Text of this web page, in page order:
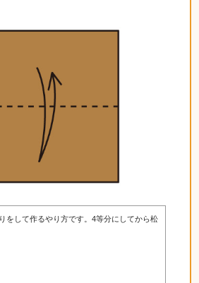
をして作るやり方です。4等分にしてから松